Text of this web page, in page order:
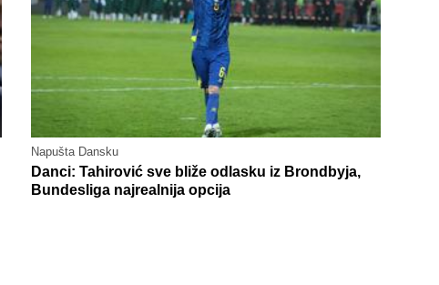
Napušta Dansku
Danci: Tahirović sve bliže odlasku iz Brondbyja,
Bundesliga najrealnija opcija